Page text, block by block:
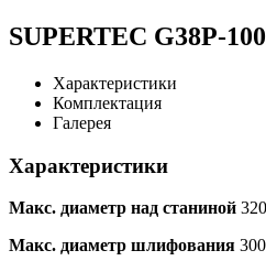
SUPERTEC G38P-
Характеристики
Комплектация
Галерея
Характеристики
Макс. диаметр над станиной
Макс. диаметр шлифования